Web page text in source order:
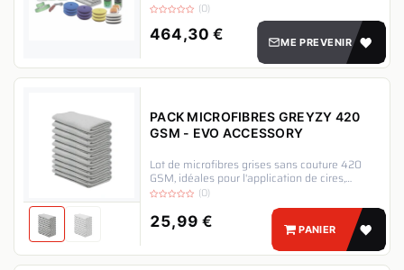
(0)
464,30 € ME PREVENIR
PACK MICROFIBRES GREYZY 420
GSM - EVO ACCESSORY
Lot de microfibres grises sans couture 420
GSM, idéales pour l'application de cires,
céramiques et l'essuyage des résidus de
polish sans risque de rayures.
(0)
25,99 € PANIER